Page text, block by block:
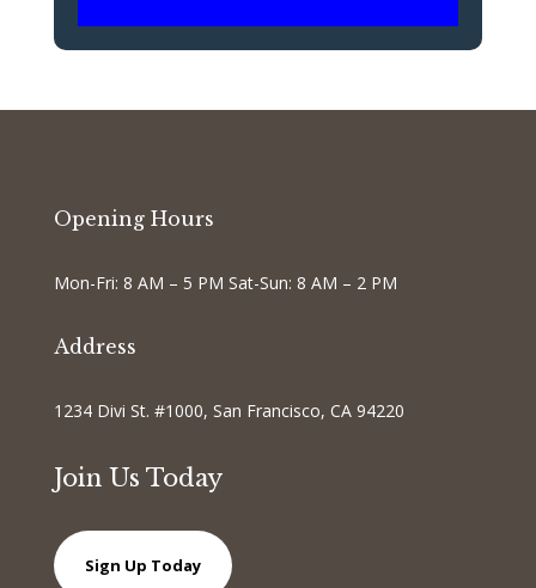
Opening Hours
Mon-Fri: 8 AM – 5 PM Sat-Sun: 8 AM – 2 PM
Address
1234 Divi St. #1000, San Francisco, CA 94220
Join Us Today
Sign Up Today